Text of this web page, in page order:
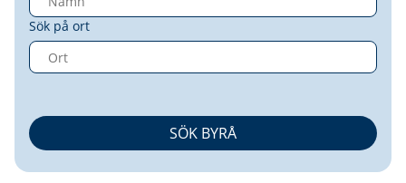
Sök på ort